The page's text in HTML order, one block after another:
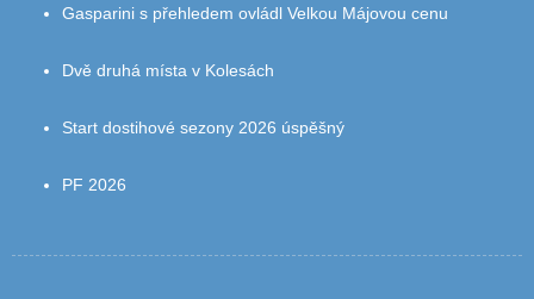
Gasparini s přehledem ovládl Velkou Májovou cenu
Dvě druhá místa v Kolesách
Start dostihové sezony 2026 úspěšný
PF 2026